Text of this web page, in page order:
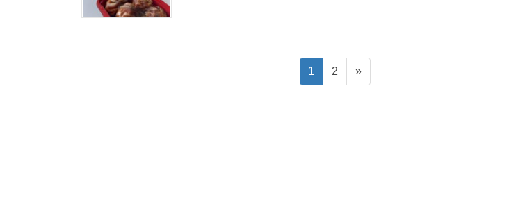
固
定
1
固
定
2 »